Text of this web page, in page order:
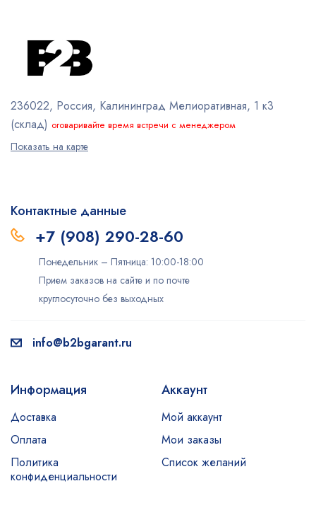
236022, Россия, Калининград Мелиоративная, 1 к3
(склад) оговаривайте время встречи с менеджером
Показать на карте
Контактные данные
+7 (908) 290-28-60
Понедельник – Пятница: 10:00-18:00
Прием заказов на сайте и по почте
круглосуточно без выходных
info@b2bgarant.ru
Информация
Доставка
Оплата
Политика
конфиденциальности
Аккаунт
Мой аккаунт
Мои заказы
Список желаний